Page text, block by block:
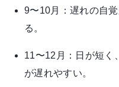
9〜10月：遅れの自
る。
11〜12月：日が短く、
が遅れやすい。